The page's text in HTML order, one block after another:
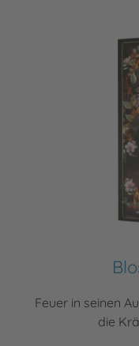
Feuer in seinen
die